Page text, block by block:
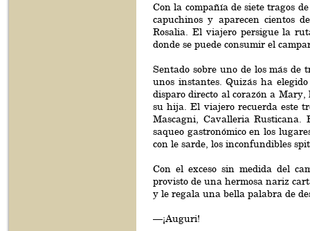
Con la compañía de siete tragos
capuchinos y aparecen cientos
Rosalia. El viajero persigue la
donde se puede consumir el
Sentado sobre uno de los más
unos instantes. Quizás ha
disparo directo al corazón a
su hija. El viajero recuerda este
Mascagni, Cavalleria Rusticana.
saqueo gastronómico en los
con le sarde, los inconfundibles
Con el exceso sin medida del
provisto de una hermosa nariz
y le regala una bella palabra de
—¡Auguri!